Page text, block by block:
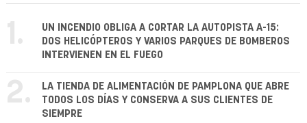
1.
UN INCENDIO OBLIGA A CORTAR LA AUTOPISTA A-15:
DOS HELICÓPTEROS Y VARIOS PARQUES DE BOMBEROS
INTERVIENEN EN EL FUEGO
2.
LA TIENDA DE ALIMENTACIÓN DE PAMPLONA QUE ABRE
TODOS LOS DÍAS Y CONSERVA A SUS CLIENTES DE
SIEMPRE